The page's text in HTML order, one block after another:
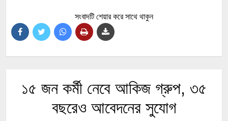
সংবাদটি শেয়ার করে সাথে থাকুন
১৫ জন কর্মী নেবে আকিজ গ্রুপ, ৩৫
বছরেও আবেদনের সুযোগ